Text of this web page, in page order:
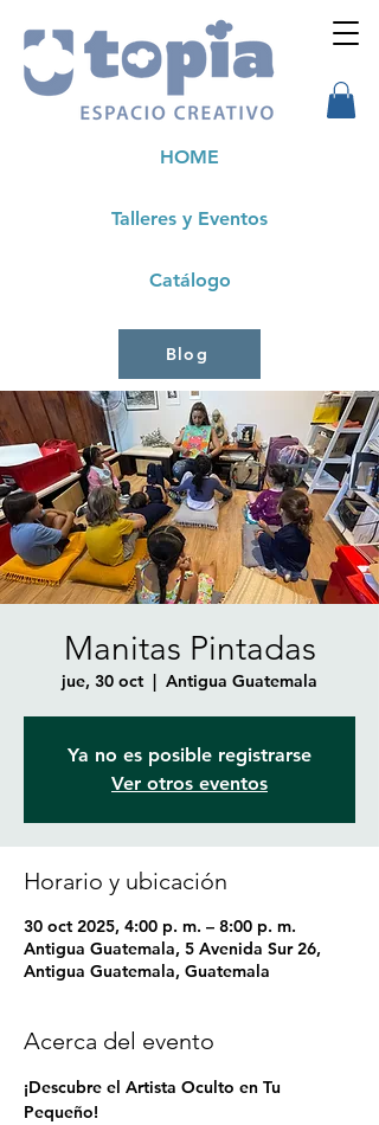
Talleres y Eventos
HOME
Catálogo
Blog
Manitas Pintadas
jue, 30 oct
  |
Antigua Guatemala
Ya no es posible registrarse
Ver otros eventos
Horario y ubicación
30 oct 2025, 4:00 p. m. – 8:00 p. m.
Antigua Guatemala, 5 Avenida Sur 26,
Antigua Guatemala, Guatemala
Acerca del evento
¡Descubre el Artista Oculto en Tu
Pequeño!